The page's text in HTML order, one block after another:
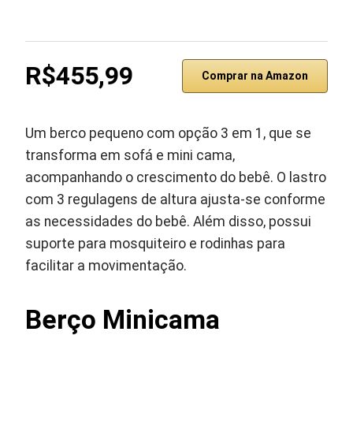
R$455,99 Comprar na Amazon
Um berco pequeno com opção 3 em 1, que se
transforma em sofá e mini cama,
acompanhando o crescimento do bebê. O lastro
com 3 regulagens de altura ajusta-se conforme
as necessidades do bebê. Além disso, possui
suporte para mosquiteiro e rodinhas para
facilitar a movimentação.
Berço Minicama